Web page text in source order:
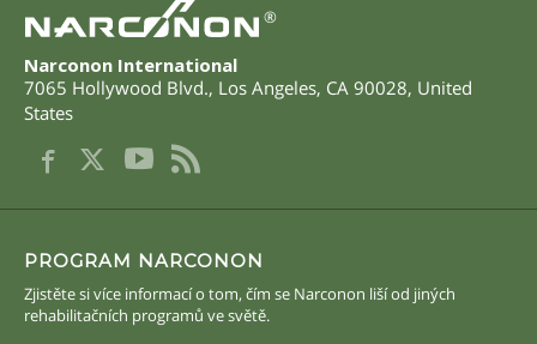
®
Narconon International
7065 Hollywood Blvd., Los Angeles, CA 90028, United
States
PROGRAM NARCONON
Zjistěte si více informací o tom, čím se Narconon liší od jiných
rehabilitačních programů ve světě.